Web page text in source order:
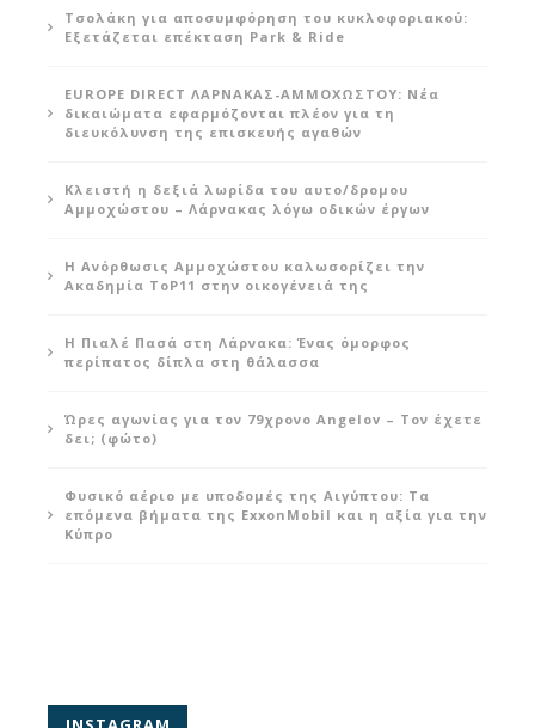
Τσολάκη για αποσυμφόρηση του κυκλοφοριακού:
Εξετάζεται επέκταση Park & Ride
EUROPE DIRECT ΛΑΡΝΑΚΑΣ-ΑΜΜΟΧΩΣΤΟΥ: Νέα
δικαιώματα εφαρμόζονται πλέον για τη
διευκόλυνση της επισκευής αγαθών
Κλειστή η δεξιά λωρίδα του αυτο/δρομου
Αμμοχώστου – Λάρνακας λόγω οδικών έργων
Η Ανόρθωσις Αμμοχώστου καλωσορίζει την
Ακαδημία ToP11 στην οικογένειά της
Η Πιαλέ Πασά στη Λάρνακα: Ένας όμορφος
περίπατος δίπλα στη θάλασσα
Ώρες αγωνίας για τον 79χρονο Angelov – Τον έχετε
δει; (φώτο)
Φυσικό αέριο με υποδομές της Αιγύπτου: Τα
επόμενα βήματα της ExxonMobil και η αξία για την
Κύπρο